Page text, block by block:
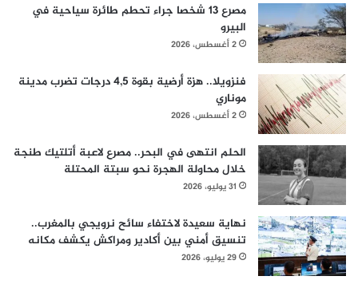
مصرع 13 شخصا جراء تحطم طائرة سياحية في
البيرو
2 أغسطس، 2026
فنزويلا.. هزة أرضية بقوة 4,5 درجات تضرب مدينة
موناري
2 أغسطس، 2026
الحلم انتهى في البحر.. مصرع لاعبة أتلتيك طنجة
خلال محاولة الهجرة نحو سبتة المحتلة
31 يوليو، 2026
نهاية سعيدة لاختفاء سائح نرويجي بالمغرب..
تنسيق أمني بين أكادير ومراكش يكشف مكانه
29 يوليو، 2026